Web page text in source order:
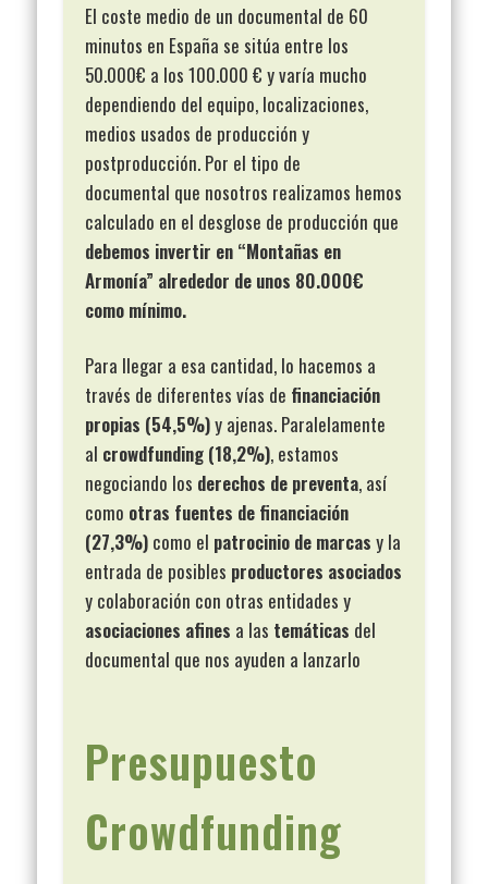
El coste medio de un documental de 60
minutos en España se sitúa entre los
50.000€ a los 100.000 € y varía mucho
dependiendo del equipo, localizaciones,
medios usados de producción y
postproducción. Por el tipo de
documental que nosotros realizamos hemos
calculado en el desglose de producción que
debemos invertir en “Montañas en
Armonía” alrededor de unos 80.000€
como mínimo.
Para llegar a esa cantidad, lo hacemos a
través de diferentes vías de financiación
propias (54,5%)y ajenas. Paralelamente
al crowdfunding (18,2%), estamos
negociando los derechos de preventa, así
como otras fuentes de financiación
(27,3%) como el patrocinio de marcas y la
entrada de posibles productores asociados
y colaboración con otras entidades y
asociaciones afines a las temáticas del
documental que nos ayuden a lanzarlo
Presupuesto
Crowdfunding